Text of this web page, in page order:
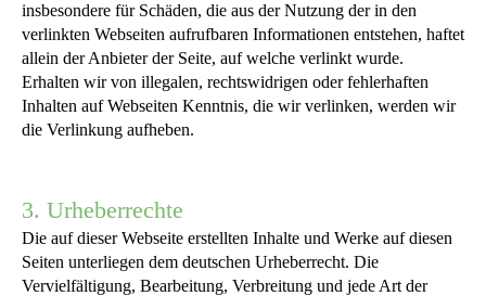
insbesondere für Schäden, die aus der Nutzung der in den
verlinkten Webseiten aufrufbaren Informationen entstehen, haftet
allein der Anbieter der Seite, auf welche verlinkt wurde.
Erhalten wir von illegalen, rechtswidrigen oder fehlerhaften
Inhalten auf Webseiten Kenntnis, die wir verlinken, werden wir
die Verlinkung aufheben.
3. Urheberrechte
Die auf dieser Webseite erstellten Inhalte und Werke auf diesen
Seiten unterliegen dem deutschen Urheberrecht. Die
Vervielfältigung, Bearbeitung, Verbreitung und jede Art der